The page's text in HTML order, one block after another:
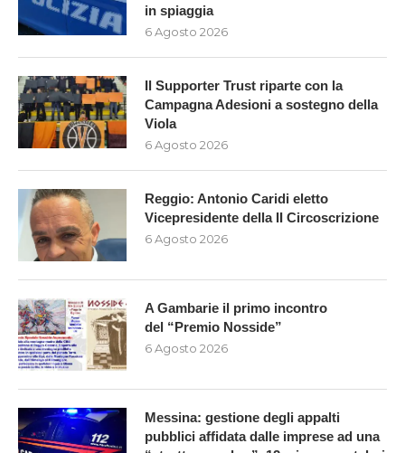
in spiaggia
6 Agosto 2026
Il Supporter Trust riparte con la
Campagna Adesioni a sostegno della
Viola
6 Agosto 2026
Reggio: Antonio Caridi eletto
Vicepresidente della II Circoscrizione
6 Agosto 2026
A Gambarie il primo incontro
del “Premio Nosside”
6 Agosto 2026
Messina: gestione degli appalti
pubblici affidata dalle imprese ad una